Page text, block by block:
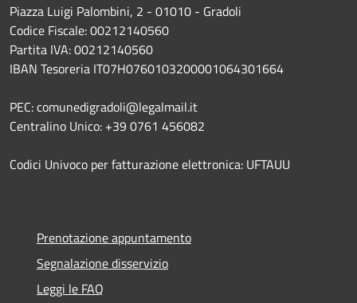
Piazza Luigi Palombini, 2 - 01010 - Gradoli
Codice Fiscale: 00212140560
Partita IVA: 00212140560
IBAN Tesoreria IT07H0760103200001064301664
PEC: comunedigradoli@legalmail.it
Centralino Unico: +39 0761 456082
Codici Univoco per fatturazione elettronica: UFTAUU
Prenotazione appuntamento
Segnalazione disservizio
Leggi le FAQ